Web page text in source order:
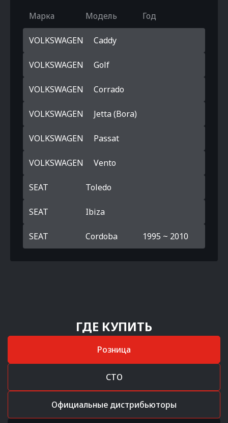
Марка Модель Год
VOLKSWAGEN Caddy
VOLKSWAGEN Golf
VOLKSWAGEN Corrado
VOLKSWAGEN Jetta (Bora)
VOLKSWAGEN Passat
VOLKSWAGEN Vento
SEAT Toledo
SEAT Ibiza
SEAT Cordoba 1995 ~ 2010
ГДЕ КУПИТЬ
Розница
СТО
Официальные дистрибьюторы